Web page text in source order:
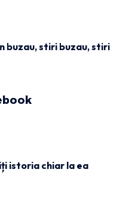
buzau,stiri buzau,stiri
istoria chiar la ea